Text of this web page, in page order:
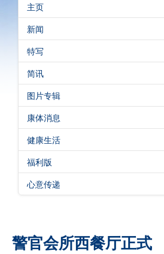
警务处主页
繁體版
English
电子书版
警声特刊
主页
新闻
特写
简讯
图片专辑
康体消息
健康生活
福利版
心意传递
警官会所西餐厅正式